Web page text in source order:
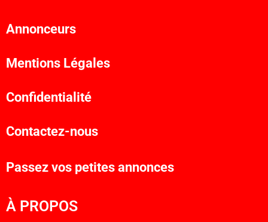
Annonceurs
Mentions Légales
Confidentialité
Contactez-nous
Passez vos petites annonces
À PROPOS